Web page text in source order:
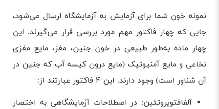
نمونه خون شما برای آزمایش به آزمایشگاه ارسال می‌شود،
جایی که چهار فاکتور مهم مورد بررسی قرار می‌گیرند. این
چهار ماده به‌طور طبیعی در خون جنین، مغز، مایع مغزی
نخاعی و مایع آمنیوتیک (مایع درون کیسه آب که جنین در
آن شناور است) وجود دارند. این ۴ فاکتور عبارتند از:
آلفافتوپروتئین: در اصطلاحات آزمایشگاهی به اختصار